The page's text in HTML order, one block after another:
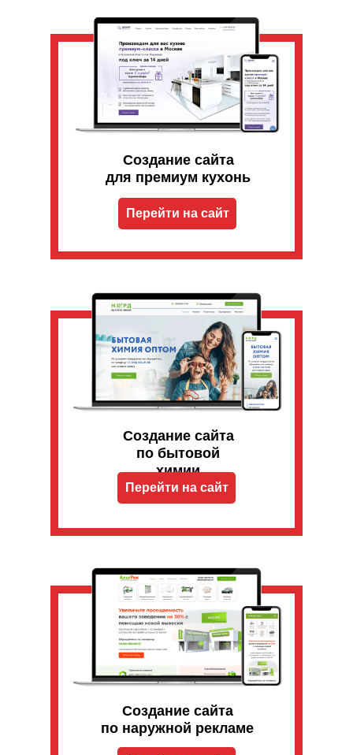
Создание сайта
по наружной рекламе
Создание сайта
для премиум кухонь
Перейти на сайт
Создание сайта
по бытовой
химии
Перейти на сайт